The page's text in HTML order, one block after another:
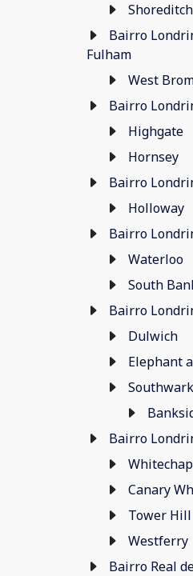
Shoreditch
Bairro
Fulham
West
Bairro
Highgate
Hornsey
Bairro
Holloway
Bairro
Waterloo
South
Bairro
Dulwich
Elephant
Southwark
Bairro
Canary
Tower Hill
Westferry
Bairro Real